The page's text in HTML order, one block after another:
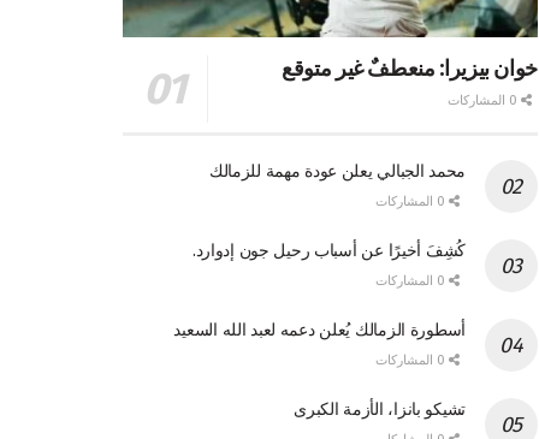
خوان بيزيرا: منعطفٌ غير متوقع
محمد الجبالي يعلن عودة مهمة للزمالك
كُشِفَ أخيرًا عن أسباب رحيل جون إدوارد.
أسطورة الزمالك يُعلن دعمه لعبد الله السعيد
تشيكو بانزا، الأزمة الكبرى